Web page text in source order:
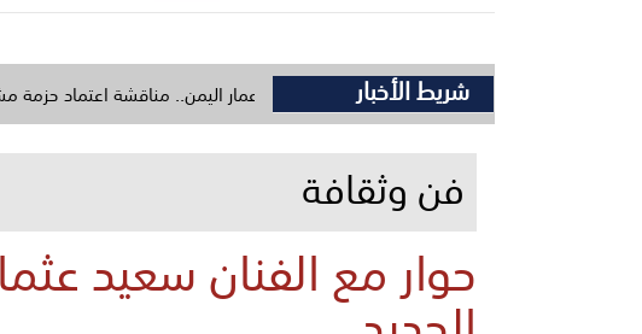
شريط الأخبار
ومدير البرنامج السعودي لتنمية وإعمار اليمن.. مناقشة اعتماد حزمة مشاريع خدمية
فن وثقافة
حوار مع الفنان سعيد